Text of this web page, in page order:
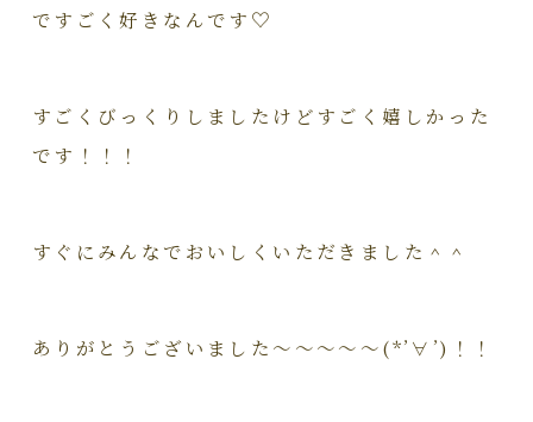
で すごく好きなんです♡
すごくびっくりしましたけどすごく嬉しかった
です！！！
すぐにみんなでおいしくいただきました＾＾
ありがとうございました～～～～～(*’∀’)！！